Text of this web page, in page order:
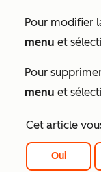
Pour modifier
menu et
Pour
menu et
Cet article
Oui